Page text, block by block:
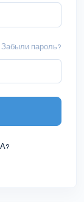
Забыли пароль?